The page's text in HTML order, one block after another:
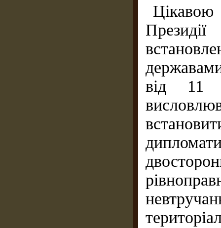
від 11